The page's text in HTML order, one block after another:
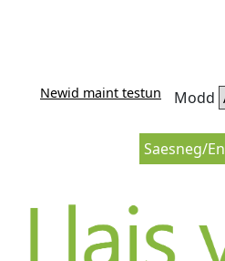
Saesneg/
Newid maint testun Modd